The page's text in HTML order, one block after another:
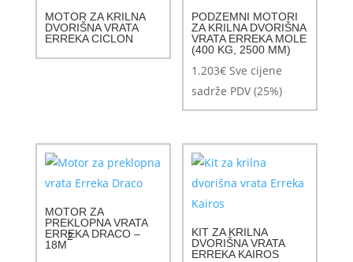
MOTOR ZA KRILNA
DVORIŠNA VRATA
ERREKA CICLON
PODZEMNI MOTORI
ZA KRILNA DVORIŠNA
VRATA ERREKA MOLE
(400 KG, 2500 MM)
1.203€ Sve cijene
sadrže PDV (25%)
MOTOR ZA
PREKLOPNA VRATA
ERREKA DRACO –
18M
2
KIT ZA KRILNA
DVORIŠNA VRATA
ERREKA KAIROS